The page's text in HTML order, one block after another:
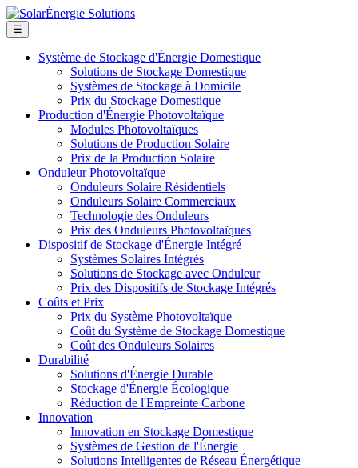
☰
Système de Stockage d'Énergie Domestique
Solutions de Stockage Domestique
Systèmes de Stockage à Domicile
Prix du Stockage Domestique
Production d'Énergie Photovoltaïque
Modules Photovoltaïques
Solutions de Production Solaire
Prix de la Production Solaire
Onduleur Photovoltaïque
Onduleurs Solaire Résidentiels
Onduleurs Solaire Commerciaux
Technologie des Onduleurs
Prix des Onduleurs Photovoltaïques
Dispositif de Stockage d'Énergie Intégré
Systèmes Solaires Intégrés
Solutions de Stockage avec Onduleur
Prix des Dispositifs de Stockage Intégrés
Coûts et Prix
Prix du Système Photovoltaïque
Coût du Système de Stockage Domestique
Coût des Onduleurs Solaires
Durabilité
Solutions d'Énergie Durable
Stockage d'Énergie Écologique
Réduction de l'Empreinte Carbone
Innovation
Innovation en Stockage Domestique
Systèmes de Gestion de l'Énergie
Solutions Intelligentes de Réseau Énergétique